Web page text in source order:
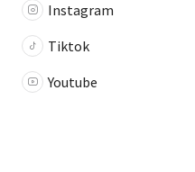
Instagram
Tiktok
Youtube